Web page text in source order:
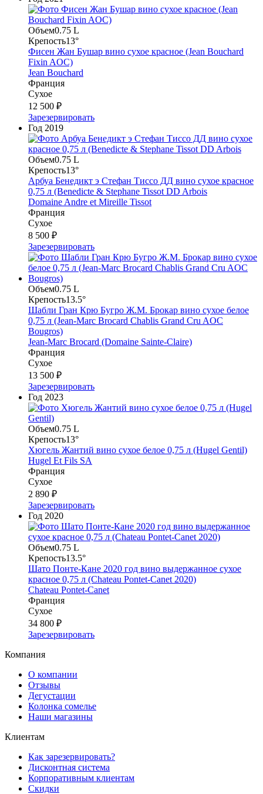
Объем0.75 L
Крепость13°
Фисен Жан Бушар вино сухое красное (Jean Bouchard
Fixin AOC)
Jean Bouchard
Франция
Сухое
12 500 ₽
Зарезервировать
Год 2019
Объем0.75 L
Крепость13°
Арбуа Бенедикт э Стефан Тиссо ДД вино сухое красное
0,75 л (Benedicte & Stephane Tissot DD Arbois
Domaine Andre et Mireille Tissot
Франция
Сухое
8 500 ₽
Зарезервировать
Объем0.75 L
Крепость13.5°
Шабли Гран Крю Бугро Ж.М. Брокар вино сухое белое
0,75 л (Jean-Marc Brocard Chablis Grand Cru AOC
Bougros)
Jean-Marc Brocard (Domaine Sainte-Claire)
Франция
Сухое
13 500 ₽
Зарезервировать
Год 2023
Объем0.75 L
Крепость13°
Хюгель Жантий вино сухое белое 0,75 л (Hugel Gentil)
Hugel Et Fils SA
Франция
Сухое
2 890 ₽
Зарезервировать
Год 2020
Объем0.75 L
Крепость13.5°
Шато Понте-Кане 2020 год вино выдержанное сухое
красное 0,75 л (Chateau Pontet-Canet 2020)
Chateau Pontet-Canet
Франция
Сухое
34 800 ₽
Зарезервировать
Компания
О компании
Отзывы
Дегустации
Колонка сомелье
Наши магазины
Клиентам
Как зарезервировать?
Дисконтная система
Корпоративным клиентам
Скидки